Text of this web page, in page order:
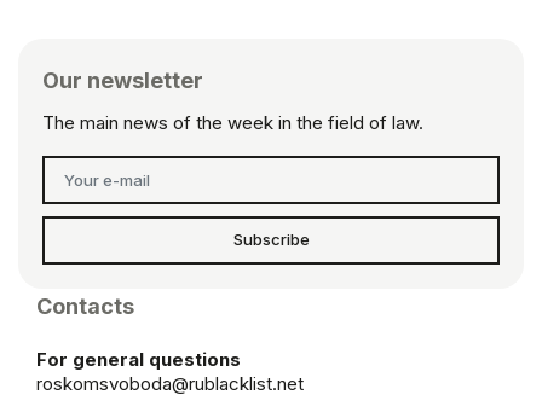
Our newsletter
The main news of the week in the field of law.
Subscribe
Contacts
For general questions
roskomsvoboda@rublacklist.net